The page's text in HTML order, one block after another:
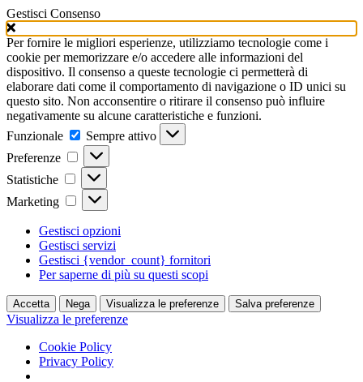
Gestisci Consenso
Per fornire le migliori esperienze, utilizziamo tecnologie come i
cookie per memorizzare e/o accedere alle informazioni del
dispositivo. Il consenso a queste tecnologie ci permetterà di
elaborare dati come il comportamento di navigazione o ID unici su
questo sito. Non acconsentire o ritirare il consenso può influire
negativamente su alcune caratteristiche e funzioni.
Funzionale
Funzionale
Sempre attivo
Preferenze
Preferenze
Statistiche Statistiche
Marketing Marketing
Gestisci opzioni
Gestisci servizi
Gestisci {vendor_count} fornitori
Per saperne di più su questi scopi
Accetta Nega Visualizza le preferenze Salva preferenze
Visualizza le preferenze
Cookie Policy
Privacy Policy